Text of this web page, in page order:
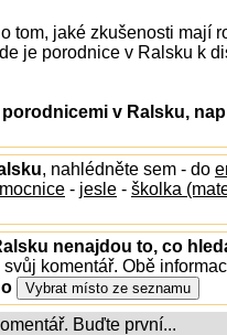
tom, jaké zkušenosti mají
je porodnice v Ralsku k
v Ralsku,
, nahlédněte sem - do
- jesle - školka
nenajdou to, co
komentář. Obě
Buďte první...